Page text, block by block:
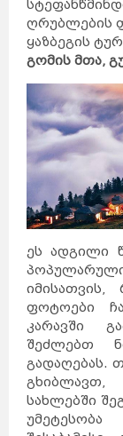
ღრუბლების
ყაზბეგის
გომის მთა,
ეს ადგილი
პოპულარული
ფოტოები
კარავში
შეძლებთ
გადაღებას.
სახლებში